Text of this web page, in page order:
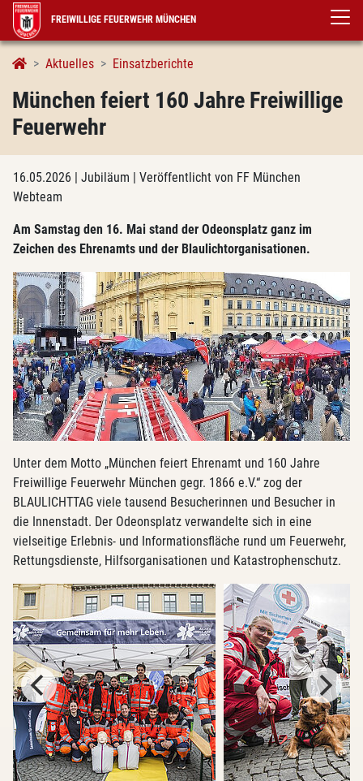
FREIWILLIGE FEUERWEHR MÜNCHEN
Aktuelles Einsatzberichte
München feiert 160 Jahre Freiwillige
Feuerwehr
16.05.2026 | Jubiläum | Veröffentlicht von FF München
Webteam
Am Samstag den 16. Mai stand der Odeonsplatz ganz im
Zeichen des Ehrenamts und der Blaulichtorganisationen.
Unter dem Motto „München feiert Ehrenamt und 160 Jahre
Freiwillige Feuerwehr München gegr. 1866 e.V.“ zog der
BLAULICHTTAG viele tausend Besucherinnen und Besucher in
die Innenstadt. Der Odeonsplatz verwandelte sich in eine
vielseitige Erlebnis- und Informationsfläche rund um Feuerwehr,
Rettungsdienste, Hilfsorganisationen und Katastrophenschutz.